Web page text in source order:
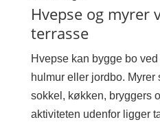
Hvepse og myrer
terrasse
Hvepse kan bygge bo
hulmur eller jordbo. Myrer
sokkel, køkken, bryggers
aktiviteten udenfor ligger